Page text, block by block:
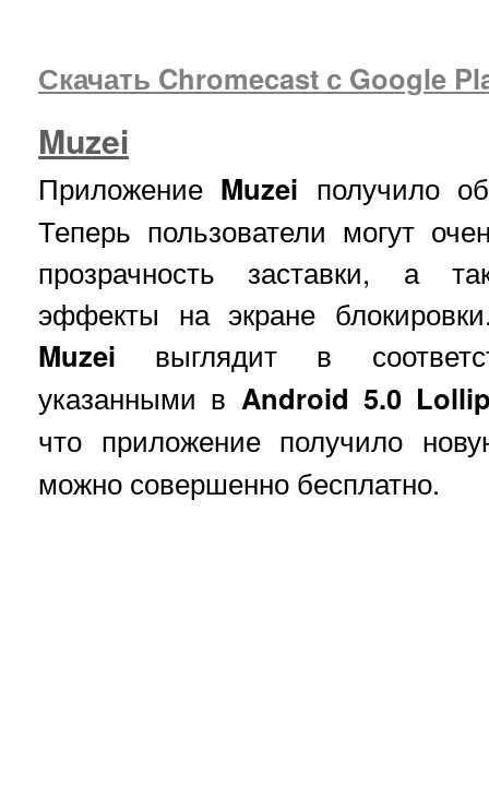
Скачать Chromecast с Google
Muzei
Приложение Muzei получило
Теперь пользователи могут
прозрачность заставки, а
эффекты на экране
Muzei выглядит в
указанными в Android 5.0
что приложение получило
можно совершенно бесплатно.